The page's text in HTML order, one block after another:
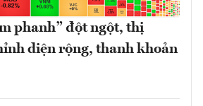
phanh” đột ngột, thị
diện rộng, thanh khoản